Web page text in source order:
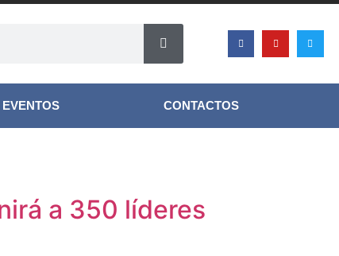
EVENTOS CONTACTOS
a 350 líderes